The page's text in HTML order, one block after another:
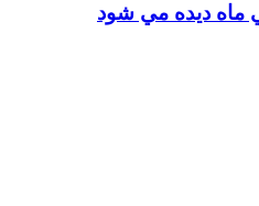
ماه ديده مي شود